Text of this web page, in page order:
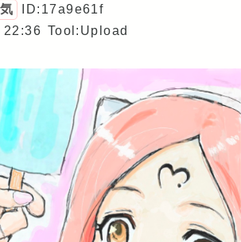
ID:17a9e61f
22:36 Tool:Upload